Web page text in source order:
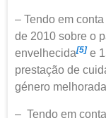
– Tendo em
de 2010 sobre o
envelhecida[5] e
prestação de
género melhorada
– Tendo em